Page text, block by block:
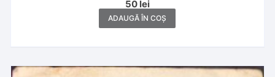
50 lei
ADAUGĂ ÎN COȘ